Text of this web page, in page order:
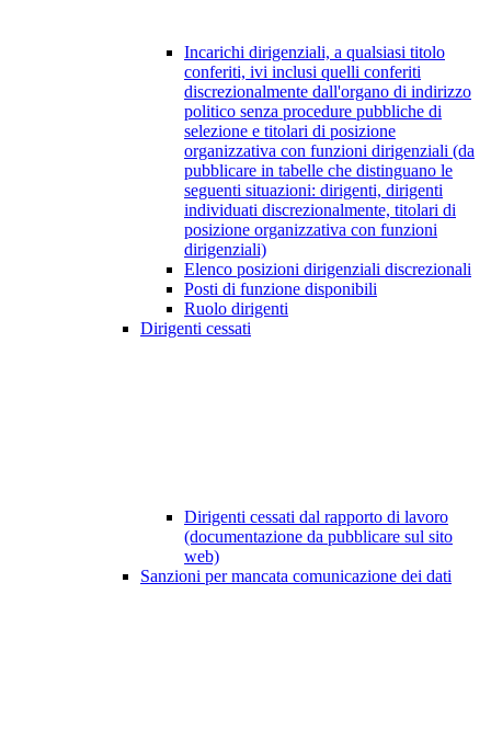
Incarichi dirigenziali, a qualsiasi titolo
conferiti, ivi inclusi quelli conferiti
discrezionalmente dall'organo di indirizzo
politico senza procedure pubbliche di
selezione e titolari di posizione
organizzativa con funzioni dirigenziali (da
pubblicare in tabelle che distinguano le
seguenti situazioni: dirigenti, dirigenti
individuati discrezionalmente, titolari di
posizione organizzativa con funzioni
dirigenziali)
Elenco posizioni dirigenziali discrezionali
Posti di funzione disponibili
Ruolo dirigenti
Dirigenti cessati
Dirigenti cessati dal rapporto di lavoro
(documentazione da pubblicare sul sito
web)
Sanzioni per mancata comunicazione dei dati